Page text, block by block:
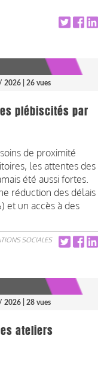
2026 | 26 vues
plébiscités par
de proximité
les attentes des
été aussi fortes.
réduction des délais
et un accès à des
SOCIALES
2026 | 28 vues
ateliers